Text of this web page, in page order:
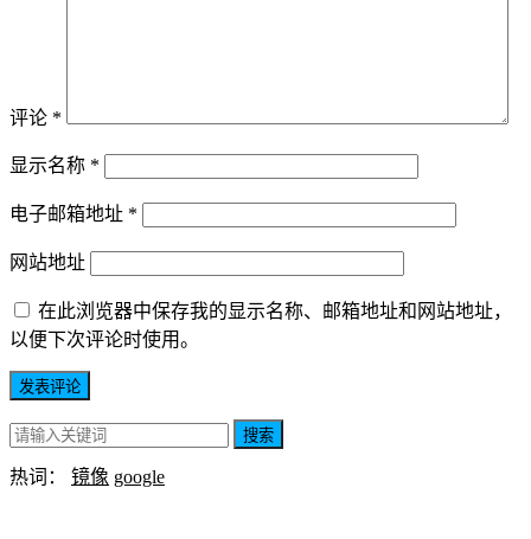
评论 *
显示名称 *
电子邮箱地址 *
网站地址
在此浏览器中保存我的显示名称、邮箱地址和网站地址，
以便下次评论时使用。
搜索
热词： 镜像 google